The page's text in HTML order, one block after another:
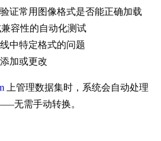
证常用图像格式是否能正确加载
兼容性的自动化测试
中特定格式的问题
加或更改
上管理数据集时，系统会自动处理
无需手动转换。